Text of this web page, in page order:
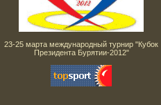
23-25 марта международный турнир "Кубок
Президента Бурятии-2012"